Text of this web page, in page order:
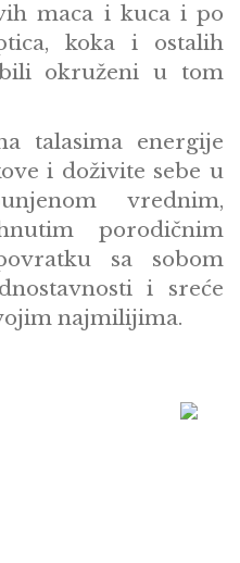
maca i kuca i po
koka i ostalih
okruženi u tom
talasima energije
i doživite sebe u
vrednim,
porodičnim
sa sobom
i sreće
najmilijima.